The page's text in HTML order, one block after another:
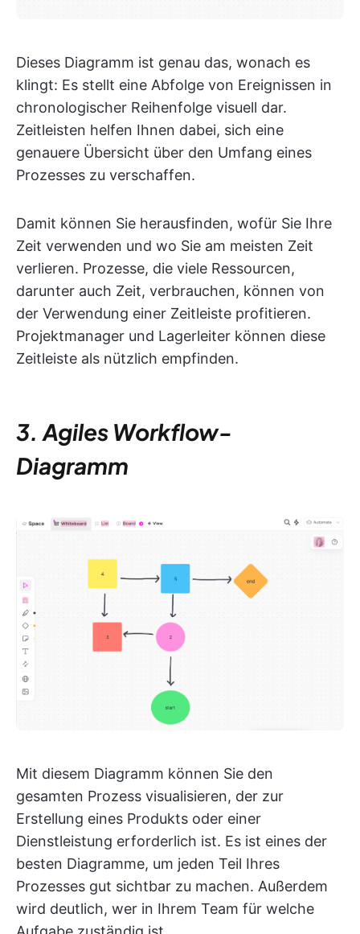
Dieses Diagramm ist genau das, wonach es
klingt: Es stellt eine Abfolge von Ereignissen in
chronologischer Reihenfolge visuell dar.
Zeitleisten helfen Ihnen dabei, sich eine
genauere Übersicht über den Umfang eines
Prozesses zu verschaffen.
Damit können Sie herausfinden, wofür Sie Ihre
Zeit verwenden und wo Sie am meisten Zeit
verlieren. Prozesse, die viele Ressourcen,
darunter auch Zeit, verbrauchen, können von
der Verwendung einer Zeitleiste profitieren.
Projektmanager und Lagerleiter können diese
Zeitleiste als nützlich empfinden.
3. Agiles Workflow-
Diagramm
Mit diesem Diagramm können Sie den
gesamten Prozess visualisieren, der zur
Erstellung eines Produkts oder einer
Dienstleistung erforderlich ist. Es ist eines der
besten Diagramme, um jeden Teil Ihres
Prozesses gut sichtbar zu machen. Außerdem
wird deutlich, wer in Ihrem Team für welche